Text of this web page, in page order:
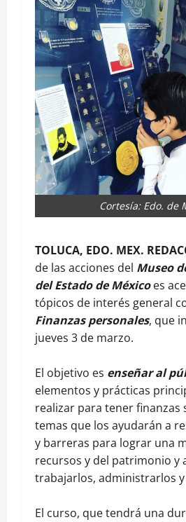
Cortesía: Edo. de
TOLUCA, EDO. MEX.
de las acciones del Museo
del Estado de Méxicoes
tópicos de interés general
Finanzas personales, que
jueves 3 de marzo.
El objetivo es enseñar al
elementos y prácticas
realizar para tener finanzas
temas que los ayudarán a
y barreras para lograr una
recursos y del patrimonio y
trabajarlos, administrarlos
El curso, que tendrá una